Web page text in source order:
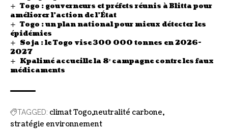
Togo : gouverneurs et préfets réunis à Blitta pour
améliorer l’action de l’État
Togo : un plan national pour mieux détecter les
épidémies
Soja : le Togo vise 300 000 tonnes en 2026-
2027
Kpalimé accueille la 8ᵉ campagne contre les faux
médicaments
TAGGED: climat Togo neutralité carbone
stratégie environnement